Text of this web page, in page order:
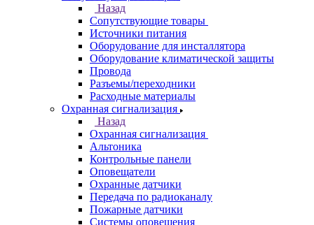
Назад
Сопутствующие товары
Источники питания
Оборудование для инсталлятора
Оборудование климатической защиты
Провода
Разъемы/переходники
Расходные материалы
Охранная сигнализация
Назад
Охранная сигнализация
Альтоника
Контрольные панели
Оповещатели
Охранные датчики
Передача по радиоканалу
Пожарные датчики
Системы оповещения